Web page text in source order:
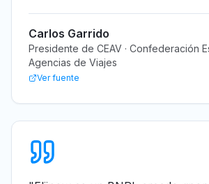
Carlos Garrido
Presidente de CEAV · Confederación
Agencias de Viajes
Ver fuente